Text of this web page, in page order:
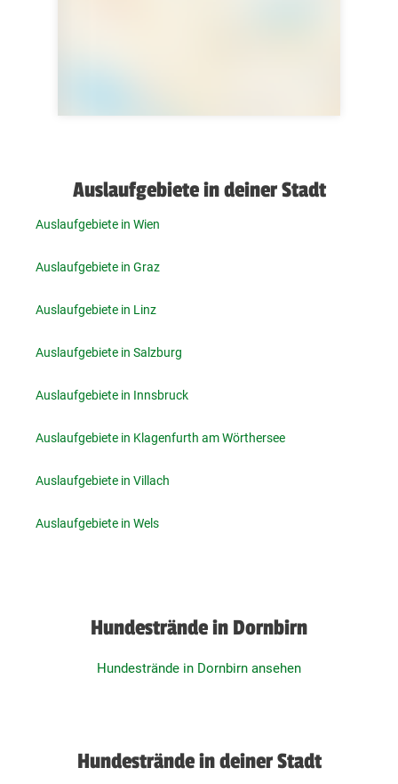
Auslaufgebiete in deiner Stadt
Auslaufgebiete in Wien
Auslaufgebiete in Graz
Auslaufgebiete in Linz
Auslaufgebiete in Salzburg
Auslaufgebiete in Innsbruck
Auslaufgebiete in Klagenfurth am Wörthersee
Auslaufgebiete in Villach
Auslaufgebiete in Wels
Hundestrände in Dornbirn
Hundestrände in Dornbirn ansehen
Hundestrände in deiner Stadt